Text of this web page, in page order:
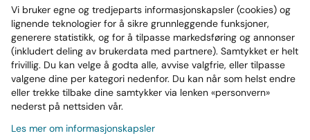
- +
Legg i handlekurv
Frakt fra
Gode tilbud, stort
Trygg
Vi bruker egne og tredjeparts informasjonskapsler (cookies) og
lignende teknologier for å sikre grunnleggende funksjoner,
generere statistikk, og for å tilpasse markedsføring og annonser
(inkludert deling av brukerdata med partnere). Samtykket er helt
frivillig. Du kan velge å godta alle, avvise valgfrie, eller tilpasse
valgene dine per kategori nedenfor. Du kan når som helst endre
eller trekke tilbake dine samtykker via lenken «personvern»
nederst på nettsiden vår.
Les mer om informasjonskapsler